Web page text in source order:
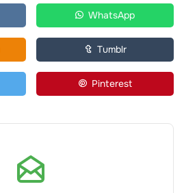
WhatsApp
Tumblr
Pinterest